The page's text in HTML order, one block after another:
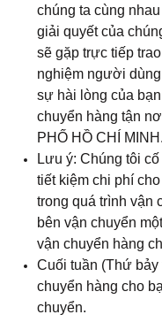
chúng ta cùng
giải quyết của
sẽ gặp trực tiếp
nghiệm người
sự hài lòng của
chuyển hàng tận
PHỐ HỒ CHÍ MINH.
Lưu ý: Chúng tôi
tiết kiệm chi phí
trong quá trình vận
bên vận chuyển
vận chuyển hàng
Cuối tuần (Thứ bảy
chuyển hàng cho
chuyển.